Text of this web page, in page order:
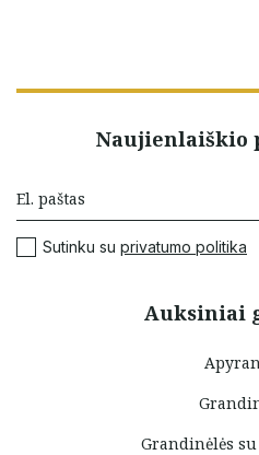
Auksiniai
Grandinėlės
Naujienlaiškio
Sutinku su privatumo politika